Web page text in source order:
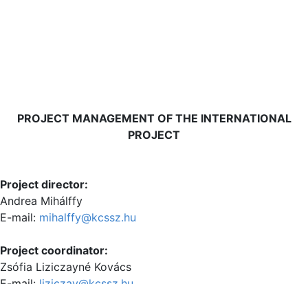
PROJECT MANAGEMENT OF THE INTERNATIONAL
PROJECT
Project director:
Andrea Mihálffy
E-mail: mihalffy@kcssz.hu
Project coordinator:
Zsófia Liziczayné Kovács